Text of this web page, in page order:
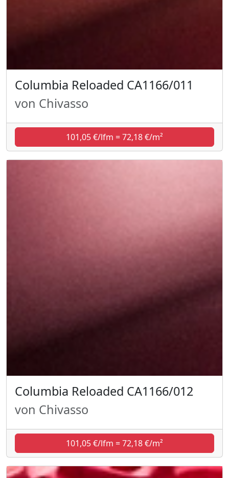
Columbia Reloaded CA1166/011
von Chivasso
101,05 €/lfm = 72,18 €/m²
Columbia Reloaded CA1166/012
von Chivasso
101,05 €/lfm = 72,18 €/m²